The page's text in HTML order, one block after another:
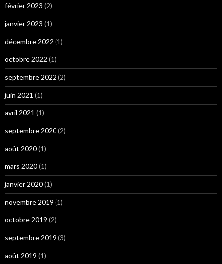
février 2023 (2)
janvier 2023 (1)
décembre 2022 (1)
octobre 2022 (1)
septembre 2022 (2)
juin 2021 (1)
avril 2021 (1)
septembre 2020(2)
août 2020(1)
mars 2020(1)
janvier 2020(1)
novembre 2019 (1)
octobre 2019 (2)
septembre 2019 (3)
août 2019 (1)